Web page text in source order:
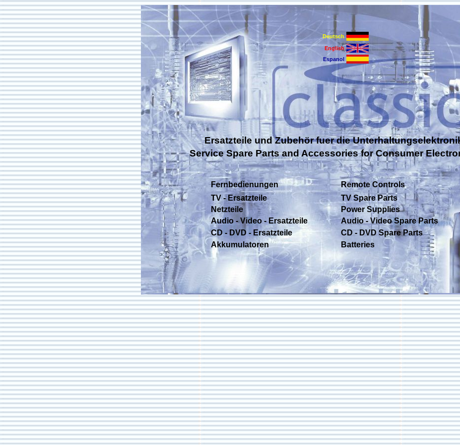
Deutsch
English
Espanol
Ersatzteile und Zubehör fuer die
Service Spare Parts and Accessories for Consumer
Fernbedienungen
Remote Controls
TV - Ersatzteile
TV Spare Parts
Netzteile
Power Supplies
Audio - Video - Ersatzteile
Audio - Video Spare Parts
CD - DVD - Ersatzteile
CD - DVD Spare Parts
Akkumulatoren
Batteries